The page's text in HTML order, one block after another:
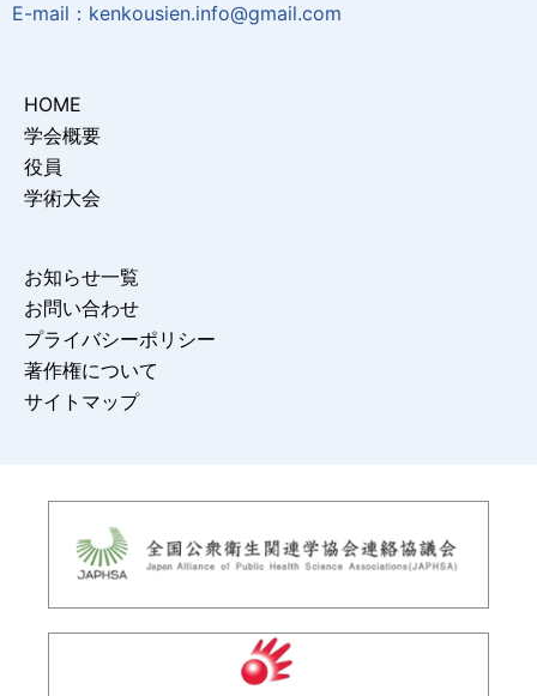
E-mail：kenkousien.info@gmail.com
HOME
学会概要
役員
学術大会
お知らせ一覧
お問い合わせ
プライバシーポリシー
著作権について
サイトマップ